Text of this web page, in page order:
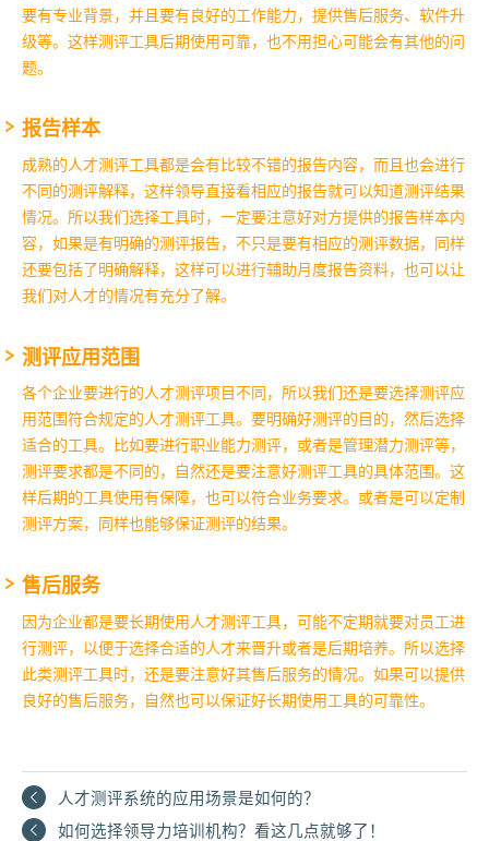
要有专业背景，并且要有良好的工作能力，提供售后服务、软件升
级等。这样测评工具后期使用可靠，也不用担心可能会有其他的问
题。
报告样本
成熟的人才测评工具都是会有比较不错的报告内容，而且也会进行
不同的测评解释，这样领导直接看相应的报告就可以知道测评结果
情况。所以我们选择工具时，一定要注意好对方提供的报告样本内
容，如果是有明确的测评报告，不只是要有相应的测评数据，同样
还要包括了明确解释，这样可以进行辅助月度报告资料，也可以让
我们对人才的情况有充分了解。
测评应用范围
各个企业要进行的人才测评项目不同，所以我们还是要选择测评应
用范围符合规定的人才测评工具。要明确好测评的目的，然后选择
适合的工具。比如要进行职业能力测评，或者是管理潜力测评等，
测评要求都是不同的，自然还是要注意好测评工具的具体范围。这
样后期的工具使用有保障，也可以符合业务要求。或者是可以定制
测评方案，同样也能够保证测评的结果。
售后服务
因为企业都是要长期使用人才测评工具，可能不定期就要对员工进
行测评，以便于选择合适的人才来晋升或者是后期培养。所以选择
此类测评工具时，还是要注意好其售后服务的情况。如果可以提供
良好的售后服务，自然也可以保证好长期使用工具的可靠性。
人才测评系统的应用场景是如何的？
如何选择领导力培训机构？看这几点就够了！